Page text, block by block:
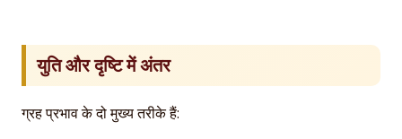
युति और दृष्टि में अंतर
ग्रह प्रभाव के दो मुख्य तरीके हैं: